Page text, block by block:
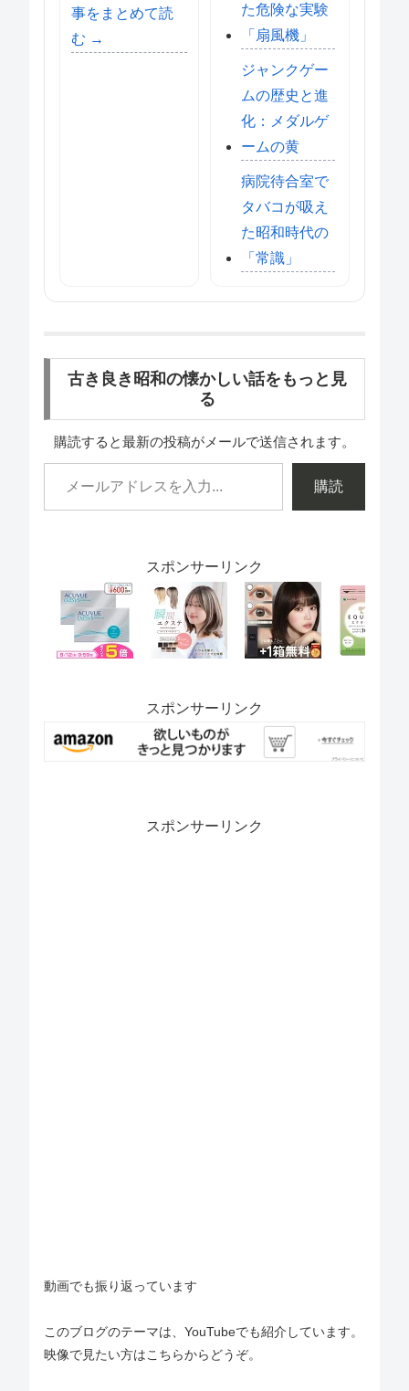
事をまとめて読
む →
た危険な実験
「扇風機」
ジャンクゲー
ムの歴史と進
化：メダルゲ
ームの黄
病院待合室で
タバコが吸え
た昭和時代の
「常識」
古き良き昭和の懐かしい話をもっと見
る
購読すると最新の投稿がメールで送信されます。
購読
スポンサーリンク
スポンサーリンク
スポンサーリンク
動画でも振り返っています
このブログのテーマは、YouTubeでも紹介しています。
映像で見たい方はこちらからどうぞ。